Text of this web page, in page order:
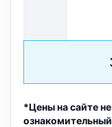
*Цены на сайте